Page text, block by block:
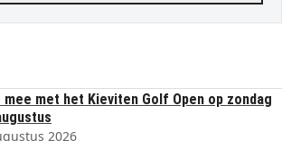
mee met het Kieviten Golf Open op zondag
2026